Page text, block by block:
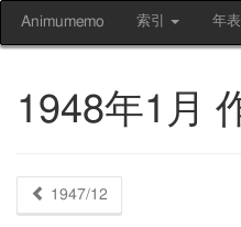
Animumemo 索引 年表
1948年1月
1947/12